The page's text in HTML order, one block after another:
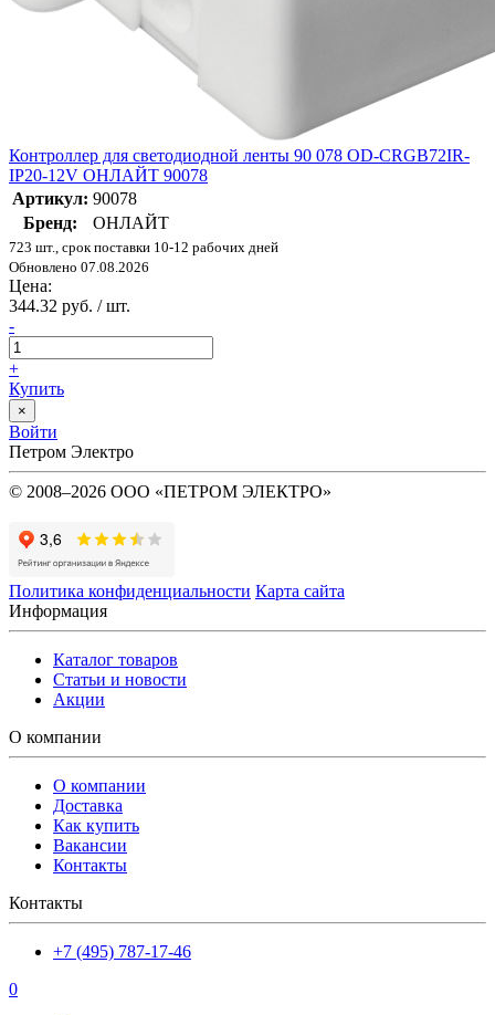
Контроллер для светодиодной ленты 90 078 OD-CRGB72IR-
IP20-12V ОНЛАЙТ 90078
Артикул: 90078
Бренд:
ОНЛАЙТ
723 шт., срок поставки 10-12 рабочих дней
Обновлено 07.08.2026
Цена:
344.32 руб. / шт.
-
+
Купить
×
Войти
Петром Электро
© 2008–2026 ООО «ПЕТРОМ ЭЛЕКТРО»
Политика конфиденциальности Карта сайта
Информация
Каталог товаров
Статьи и новости
Акции
О компании
О компании
Доставка
Как купить
Вакансии
Контакты
Контакты
+7 (495) 787-17-46
0